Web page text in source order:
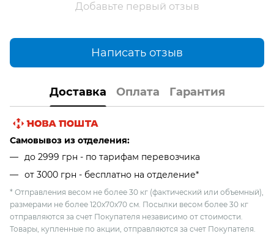
Добавьте первый отзыв
Написать отзыв
Доставка Оплата Гарантия
Самовывоз из отделения:
до 2999 грн - по тарифам перевозчика
от 3000 грн - бесплатно на отделение*
* Отправления весом не более 30 кг (фактический или объемный),
размерами не более 120х70х70 см. Посылки весом более 30 кг
отправляются за счет Покупателя независимо от стоимости.
Товары, купленные по акции, отправляются за счет Покупателя.